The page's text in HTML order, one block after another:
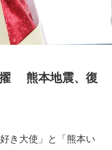
　熊本地震、復
き大使」と「熊本い